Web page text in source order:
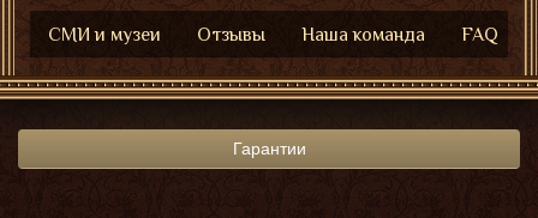
СМИ и музеи Отзывы Наша команда FAQ
Гарантии